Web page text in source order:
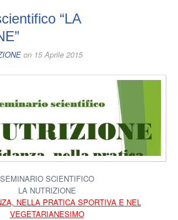
“LA
on 15 Aprile 2015
SEMINARIO SCIENTIFICO
LA NUTRIZIONE
NELLA PRATICA SPORTIVA E NEL
VEGETARIANESIMO